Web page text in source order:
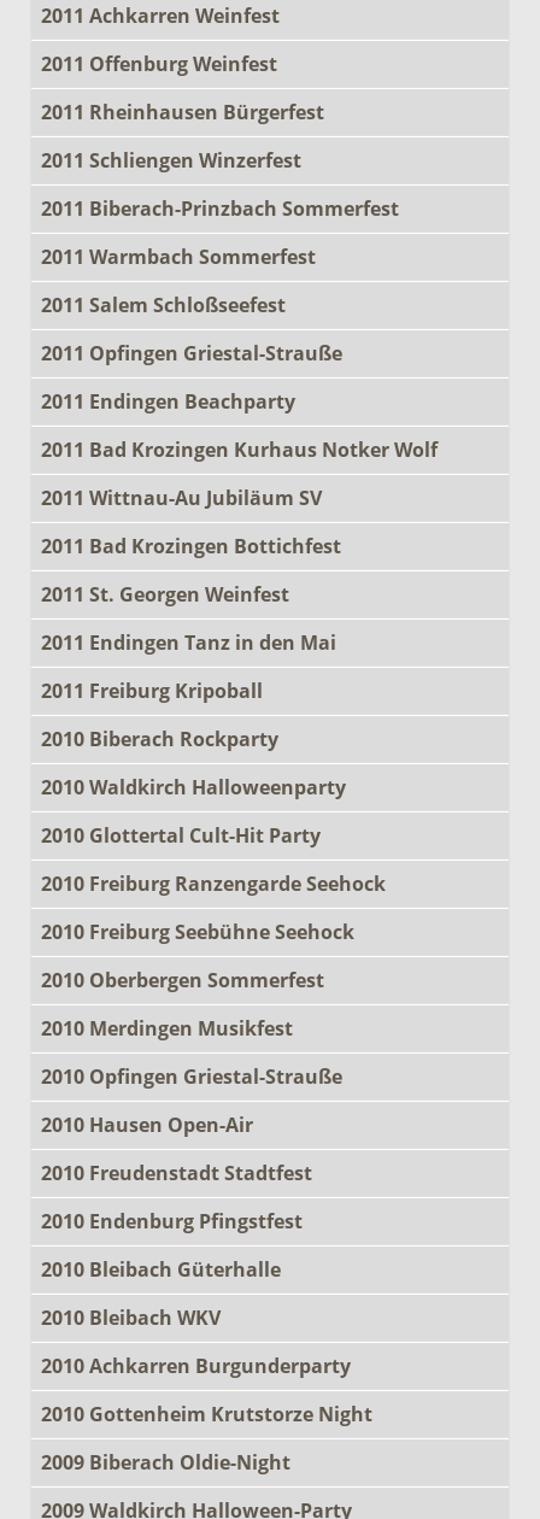
2011 Achkarren Weinfest
2011 Offenburg Weinfest
2011 Rheinhausen Bürgerfest
2011 Schliengen Winzerfest
2011 Biberach-Prinzbach Sommerfest
2011 Warmbach Sommerfest
2011 Salem Schloßseefest
2011 Opfingen Griestal-Strauße
2011 Endingen Beachparty
2011 Bad Krozingen Kurhaus Notker Wolf
2011 Wittnau-Au Jubiläum SV
2011 Bad Krozingen Bottichfest
2011 St. Georgen Weinfest
2011 Endingen Tanz in den Mai
2011 Freiburg Kripoball
2010 Biberach Rockparty
2010 Waldkirch Halloweenparty
2010 Glottertal Cult-Hit Party
2010 Freiburg Ranzengarde Seehock
2010 Freiburg Seebühne Seehock
2010 Oberbergen Sommerfest
2010 Merdingen Musikfest
2010 Opfingen Griestal-Strauße
2010 Hausen Open-Air
2010 Freudenstadt Stadtfest
2010 Endenburg Pfingstfest
2010 Bleibach Güterhalle
2010 Bleibach WKV
2010 Achkarren Burgunderparty
2010 Gottenheim Krutstorze Night
2009 Biberach Oldie-Night
2009 Waldkirch Halloween-Party